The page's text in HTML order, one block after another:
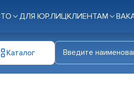
ДЛЯ ЮР.ЛИЦКЛИЕНТАМ
Каталог